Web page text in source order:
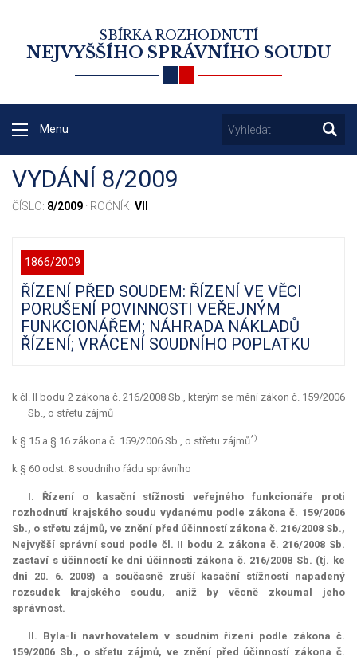
SBÍRKA ROZHODNUTÍ
NEJVYŠŠÍHO SPRÁVNÍHO SOUDU
Menu
VYDÁNÍ 8/2009
ČÍSLO: 8/2009 · ROČNÍK: VII
1866/2009
ŘÍZENÍ PŘED SOUDEM: ŘÍZENÍ VE VĚCI
PORUŠENÍ POVINNOSTI VEŘEJNÝM
FUNKCIONÁŘEM; NÁHRADA NÁKLADŮ
ŘÍZENÍ; VRÁCENÍ SOUDNÍHO POPLATKU
k čl. II bodu 2 zákona č. 216/2008 Sb., kterým se mění zákon č. 159/2006
Sb., o střetu zájmů
k § 15 a § 16 zákona č. 159/2006 Sb., o střetu zájmů*)
k § 60 odst. 8 soudního řádu správního
I. Řízení o kasační stížnosti veřejného funkcionáře proti
rozhodnutí krajského soudu vydanému podle zákona č. 159/2006
Sb., o střetu zájmů, ve znění před účinností zákona č. 216/2008 Sb.,
Nejvyšší správní soud podle čl. II bodu 2. zákona č. 216/2008 Sb.
zastaví s účinností ke dni účinnosti zákona č. 216/2008 Sb. (tj. ke
dni 20. 6. 2008) a současně zruší kasační stížností napadený
rozsudek krajského soudu, aniž by věcně zkoumal jeho
správnost.
II. Byla-li navrhovatelem v soudním řízení podle zákona č.
159/2006 Sb., o střetu zájmů, ve znění před účinností zákona č.